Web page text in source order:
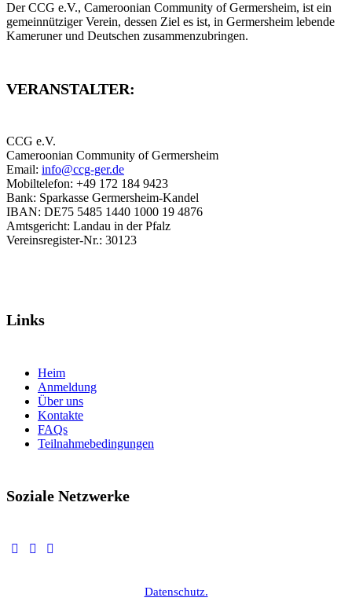
Der CCG e.V., Cameroonian Community of Germersheim, ist ein
gemeinnütziger Verein, dessen Ziel es ist, in Germersheim lebende
Kameruner und Deutschen zusammenzubringen.
VERANSTALTER:
CCG e.V.
Cameroonian Community of Germersheim
Email: info@ccg-ger.de
Mobiltelefon: +49 172 184 9423
Bank: Sparkasse Germersheim-Kandel
IBAN: DE75 5485 1440 1000 19 4876
Amtsgericht: Landau in der Pfalz
Vereinsregister-Nr.: 30123
Links
Heim
Anmeldung
Über uns
Kontakte
FAQs
Teilnahmebedingungen
Soziale Netzwerke
Datenschutz.